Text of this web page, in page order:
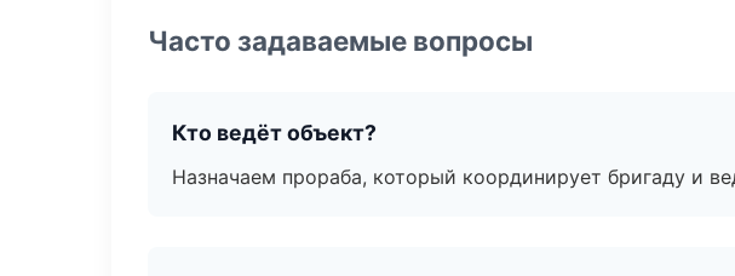
Часто задаваемые вопросы
Кто ведёт объект?
Назначаем прораба, который координирует бригаду и